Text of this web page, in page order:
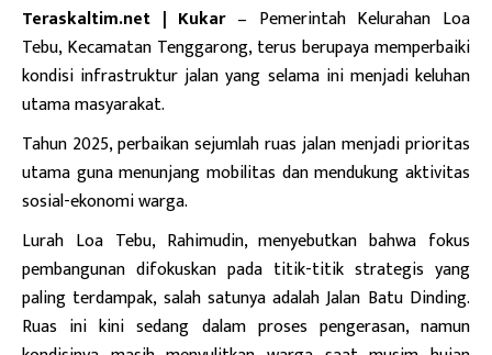
Teraskaltim.net | Kukar – Pemerintah Kelurahan Loa
Tebu, Kecamatan Tenggarong, terus berupaya memperbaiki
kondisi infrastruktur jalan yang selama ini menjadi keluhan
utama masyarakat.
Tahun 2025, perbaikan sejumlah ruas jalan menjadi prioritas
utama guna menunjang mobilitas dan mendukung aktivitas
sosial-ekonomi warga.
Lurah Loa Tebu, Rahimudin, menyebutkan bahwa fokus
pembangunan difokuskan pada titik-titik strategis yang
paling terdampak, salah satunya adalah Jalan Batu Dinding.
Ruas ini kini sedang dalam proses pengerasan, namun